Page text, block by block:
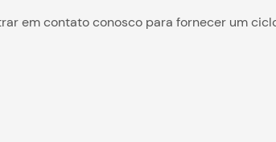
em contato conosco para fornecer um